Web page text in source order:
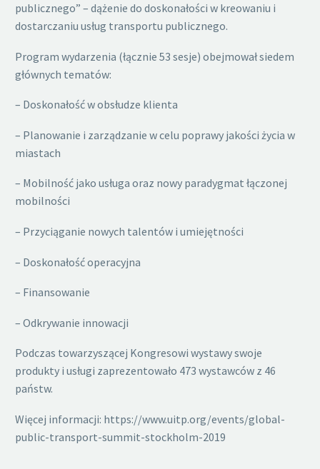
publicznego” – dążenie do doskonałości w kreowaniu i
dostarczaniu usług transportu publicznego.
Program wydarzenia (łącznie 53 sesje) obejmował siedem
głównych tematów:
– Doskonałość w obsłudze klienta
– Planowanie i zarządzanie w celu poprawy jakości życia w
miastach
– Mobilność jako usługa oraz nowy paradygmat łączonej
mobilności
– Przyciąganie nowych talentów i umiejętności
– Doskonałość operacyjna
– Finansowanie
– Odkrywanie innowacji
Podczas towarzyszącej Kongresowi wystawy swoje
produkty i usługi zaprezentowało 473 wystawców z 46
państw.
Więcej informacji: https://www.uitp.org/events/global-
public-transport-summit-stockholm-2019